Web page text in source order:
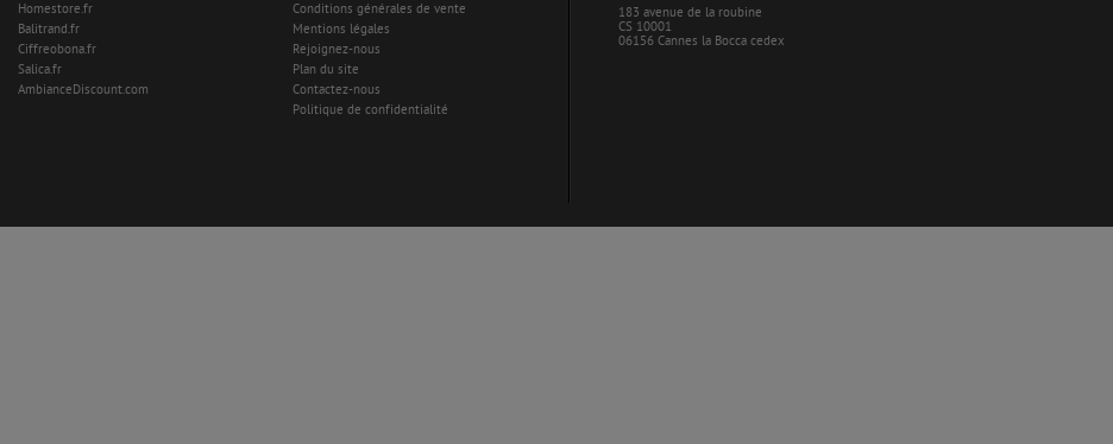
Homestore.fr
Balitrand.fr
Ciffreobona.fr
Salica.fr
AmbianceDiscount.com
Conditions générales de vente
Mentions légales
Rejoignez-nous
Plan du site
Contactez-nous
Politique de confidentialité
183 avenue de la roubine
CS 10001
06156 Cannes la Bocca cedex